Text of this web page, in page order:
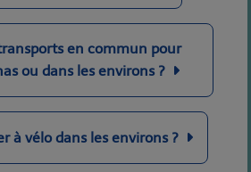
en commun pour
ou dans les environs ?
à vélo dans les environs ?